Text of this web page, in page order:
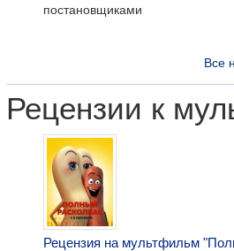
постановщиками
Все
Рецензии к
Рецензия на мультфильм